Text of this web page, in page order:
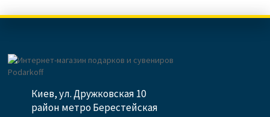
Киев, ул. Дружковская 10
район метро Берестейская